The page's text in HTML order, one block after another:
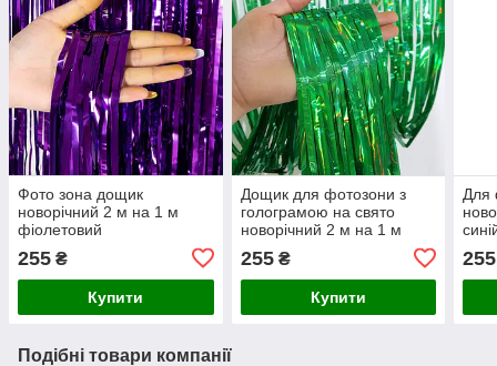
Фото зона дощик
новорічний 2 м на 1 м
фіолетовий
255 ₴
Купити
Дощик для фотозони з
голограмою на свято
новорічний 2 м на 1 м
255₴
Купити
Для
255
Подібні товари компанії